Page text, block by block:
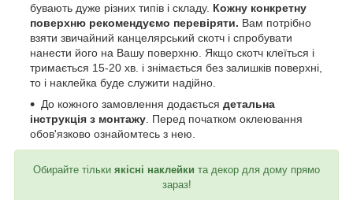
бувають дуже різних типів і складу. Кожну конкретну
поверхню рекомендуємо перевіряти. Вам потрібно
взяти звичайний канцелярський скотч і спробувати
нанести його на Вашу поверхню. Якщо скотч клеїться і
тримається 15-20 хв. і знімається без залишків поверхні,
то і наклейка буде служити надійно.
До кожного замовлення додається детальна
інструкція з монтажу . Перед початком оклеювання
обов'язково ознайомтесь з нею.
Обирайте тільки якісні наклейки та декор для дому прямо
зараз!